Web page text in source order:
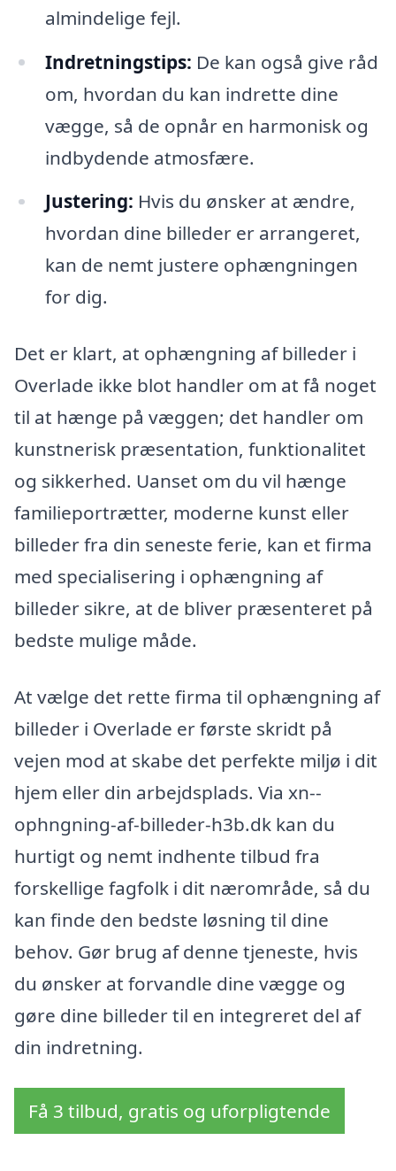
almindelige fejl.
Indretningstips: De kan også give råd
om, hvordan du kan indrette dine
vægge, så de opnår en harmonisk og
indbydende atmosfære.
Justering: Hvis du ønsker at ændre,
hvordan dine billeder er arrangeret,
kan de nemt justere ophængningen
for dig.
Det er klart, at ophængning af billeder i
Overlade ikke blot handler om at få noget
til at hænge på væggen; det handler om
kunstnerisk præsentation, funktionalitet
og sikkerhed. Uanset om du vil hænge
familieportrætter, moderne kunst eller
billeder fra din seneste ferie, kan et firma
med specialisering i ophængning af
billeder sikre, at de bliver præsenteret på
bedste mulige måde.
At vælge det rette firma til ophængning af
billeder i Overlade er første skridt på
vejen mod at skabe det perfekte miljø i dit
hjem eller din arbejdsplads. Via xn--
ophngning-af-billeder-h3b.dk kan du
hurtigt og nemt indhente tilbud fra
forskellige fagfolk i dit nærområde, så du
kan finde den bedste løsning til dine
behov. Gør brug af denne tjeneste, hvis
du ønsker at forvandle dine vægge og
gøre dine billeder til en integreret del af
din indretning.
Få 3 tilbud, gratis og uforpligtende